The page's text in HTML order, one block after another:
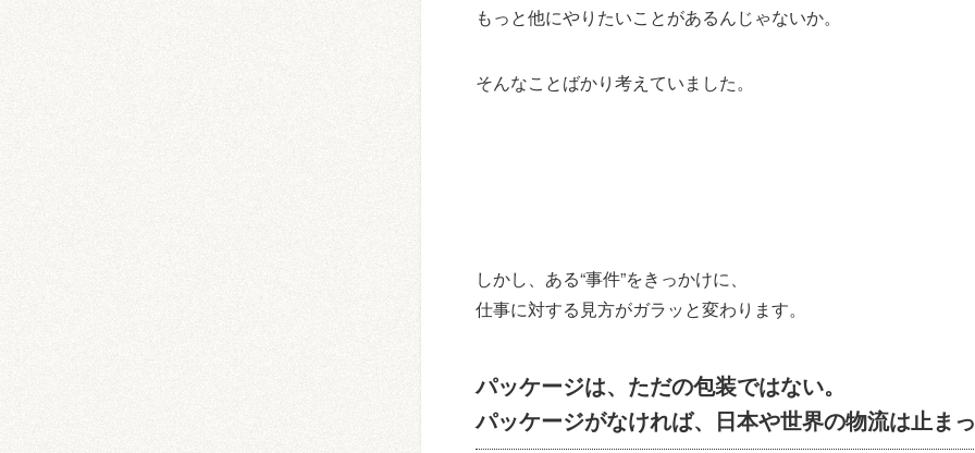
もっと他にやりたいことがあるんじゃないか。
そんなことばかり考えていました。
しかし、ある“事件”をきっかけに、
仕事に対する見方がガラッと変わります。
パッケージは、ただの包装ではない。
パッケージがなければ、日本や世界の物流は止ま